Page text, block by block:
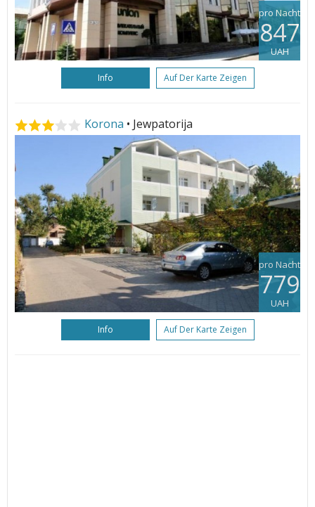
pro Nacht
847
UAH
Info Auf Der Karte Zeigen
Korona • Jewpatorija
pro Nacht
779
UAH
Info Auf Der Karte Zeigen